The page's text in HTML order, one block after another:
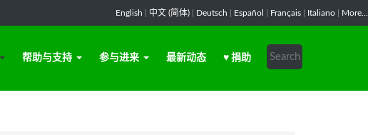
English 中文 (简体) Deutsch Español Français Italiano More...
帮助与支持 参与进来 最新动态 ♥ 捐助